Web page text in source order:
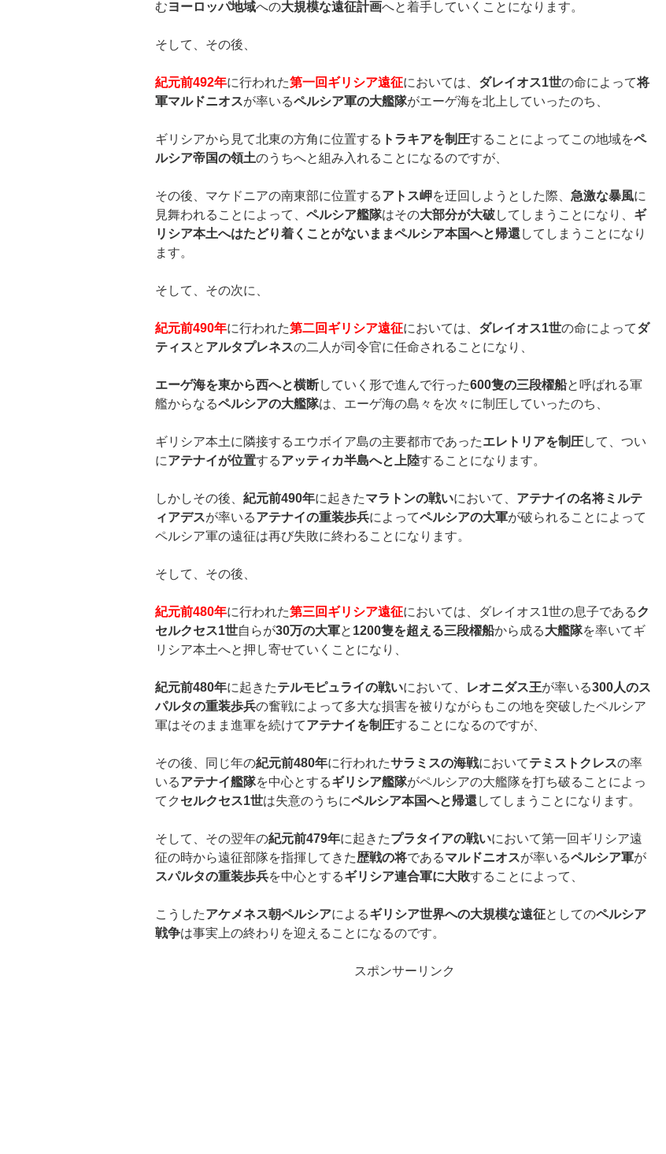
むヨーロッパ地域への大規模な遠征計画へと着手していくことになります。
そして、その後、
紀元前492年に行われた第一回ギリシア遠征においては、 ダレイオス1世の命によって将
軍マルドニオスが率いるペルシア軍の大艦隊がエーゲ海を北上していったのち、
ギリシアから見て北東の方角に位置する トラキアを制圧することによってこの地域をペ
ルシア帝国の領土のうちへと組み入れることになるのですが、
その後、マケドニアの南東部に位置するアトス岬を迂回しようとした際、 急激な暴風に
見舞われることによって、 ペルシア艦隊はその大部分が大破してしまうことになり、 ギ
リシア本土へはたどり着くことがないままペルシア本国へと帰還 してしまうことになり
ます。
そして、その次に、
紀元前490年に行われた第二回ギリシア遠征においては、 ダレイオス1世の命によってダ
ティスと アルタプレネスの二人が司令官に任命されることになり、
エーゲ海を東から西へと横断していく形で進んで行った600隻の三段櫂船と呼ばれる軍
艦からなるペルシアの大艦隊は、エーゲ海の島々を次々に制圧していったのち、
ギリシア本土に隣接するエウボイア島の主要都市であったエレトリアを制圧して、つい
にアテナイが位置するアッティカ半島へと上陸することになります。
しかしその後、 紀元前490年に起きたマラトンの戦いにおいて、 アテナイの名将ミルテ
ィアデスが率いるアテナイの重装歩兵によってペルシアの大軍が破られることによって
ペルシア軍の遠征は再び失敗に終わることになります。
そして、その後、
紀元前480年に行われた第三回ギリシア遠征においては、ダレイオス1世の息子であるク
セルクセス1世自らが30万の大軍と 1200隻を超える三段櫂船から成る大艦隊を率いてギ
リシア本土へと押し寄せていくことになり、
紀元前480年に起きたテルモピュライの戦いにおいて、 レオニダス王が率いる300人のス
パルタの重装歩兵の奮戦によって多大な損害を被りながらもこの地を突破したペルシア
軍はそのまま進軍を続けてアテナイを制圧することになるのですが、
その後、同じ年の紀元前480年に行われたサラミスの海戦においてテミストクレスの率
いるアテナイ艦隊を中心とするギリシア艦隊がペルシアの大艦隊を打ち破ることによっ
てク セルクセス1世は失意のうちにペルシア本国へと帰還 してしまうことになります。
そして、その翌年の紀元前479年に起きたプラタイアの戦いにおいて第一回ギリシア遠
征の時から遠征部隊を指揮してきた歴戦の将であるマルドニオスが率いるペルシア軍が
スパルタの重装歩兵を中心とするギリシア連合軍に大敗することによって、
こうしたアケメネス朝ペルシアによるギリシア世界への大規模な遠征としてのペルシア
戦争は事実上の終わりを迎えることになるのです。
スポンサーリンク